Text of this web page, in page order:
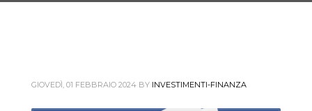
GIOVEDÌ, 01 FEBBRAIO 2024 BY INVESTIMENTI-FINANZA